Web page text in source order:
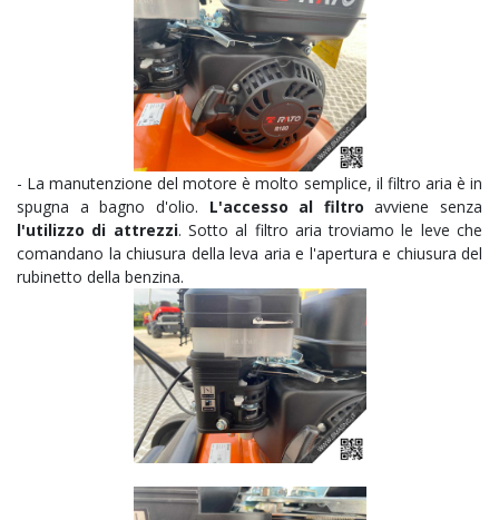
- La manutenzione del motore è molto semplice, il filtro aria è in
spugna a bagno d'olio. L'accesso al filtro avviene senza
l'utilizzo di attrezzi. Sotto al filtro aria troviamo le leve che
comandano la chiusura della leva aria e l'apertura e chiusura del
rubinetto della benzina.